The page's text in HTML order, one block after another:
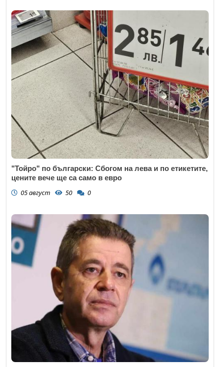
"Тойро" по български: Сбогом на лева и по етикетите,
цените вече ще са само в евро
05 август 50 0